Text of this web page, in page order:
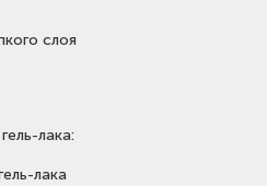
слоя
лака:
лака